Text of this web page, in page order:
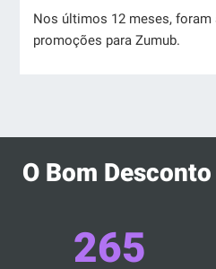
Nos últimos 12 meses, foram
promoções para Zumub.
O Bom
265